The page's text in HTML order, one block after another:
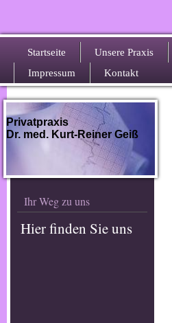
Startseite Unsere Praxis
Impressum
Kontakt
Privatpraxis
Dr. med. Kurt-Reiner Geiß
Ihr Weg zu uns
Hier finden Sie uns